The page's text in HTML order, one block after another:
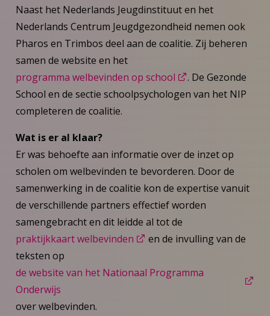
Naast het Nederlands Jeugdinstituut en het
Nederlands Centrum Jeugdgezondheid nemen ook
Pharos en Trimbos deel aan de coalitie. Zij beheren
samen de website en het
programma welbevinden op school
. De Gezonde
School en de sectie schoolpsychologen van het NIP
completeren de coalitie.
Wat is er al klaar?
Er was behoefte aan informatie over de inzet op
scholen om welbevinden te bevorderen. Door de
samenwerking in de coalitie kon de expertise vanuit
de verschillende partners effectief worden
samengebracht en dit leidde al tot de
praktijkkaart welbevinden
en de invulling van de
teksten op
de website van het Nationaal Programma
Onderwijs
over welbevinden.